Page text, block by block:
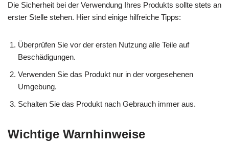
Die Sicherheit bei der Verwendung Ihres Produkts sollte stets an
erster Stelle stehen. Hier sind einige hilfreiche Tipps:
Überprüfen Sie vor der ersten Nutzung alle Teile auf
Beschädigungen.
Verwenden Sie das Produkt nur in der vorgesehenen
Umgebung.
Schalten Sie das Produkt nach Gebrauch immer aus.
Wichtige Warnhinweise